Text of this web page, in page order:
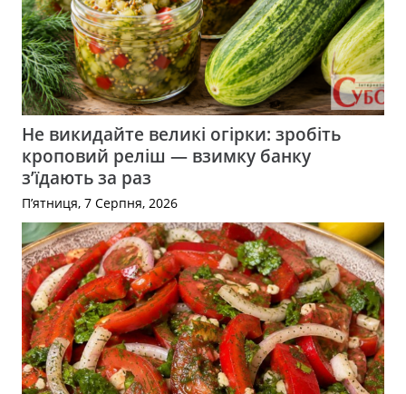
Не викидайте великі огірки: зробіть
кроповий реліш — взимку банку
з’їдають за раз
П’ятниця, 7 Серпня, 2026